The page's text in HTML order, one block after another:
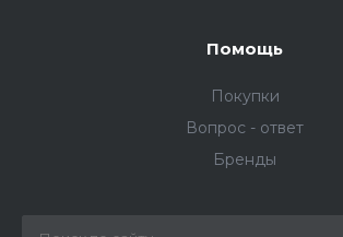
Помощь
Покупки
Вопрос - ответ
Бренды